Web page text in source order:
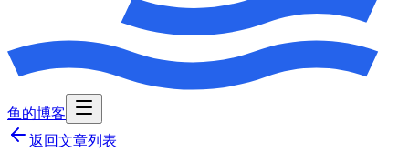
鱼的博客
返回文章列表